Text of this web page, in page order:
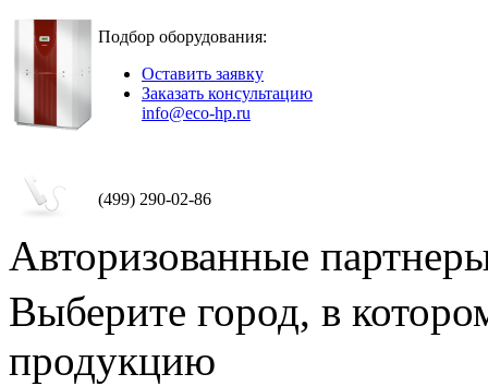
Подбор оборудования:
Оставить заявку
Заказать консультацию
info@eco-hp.ru
(499) 290-02-86
Авторизованные
Выберите город, в
продукцию